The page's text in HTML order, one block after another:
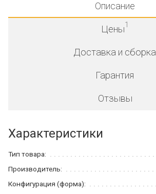
Описание
Цены1
Доставка и сборка
Гарантия
Отзывы
Характеристики
Тип товара:
Производитель:
Конфигурация (форма):